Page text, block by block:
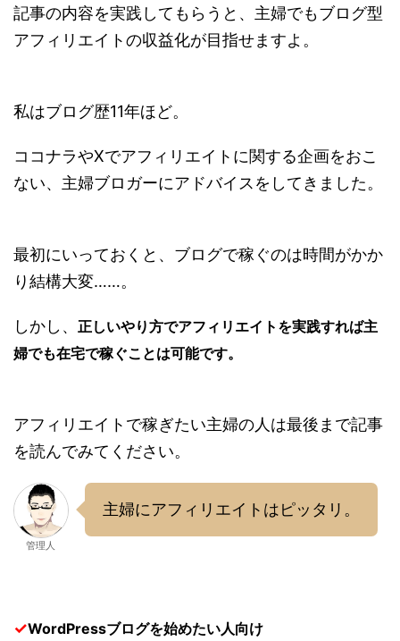
記事の内容を実践してもらうと、主婦でもブログ型
アフィリエイトの収益化が目指せますよ。
私はブログ歴11年ほど。
ココナラやXでアフィリエイトに関する企画をおこ
ない、主婦ブロガーにアドバイスをしてきました。
最初にいっておくと、ブログで稼ぐのは時間がかか
り結構大変……。
しかし、 正しいやり方でアフィリエイトを実践すれば主
婦でも在宅で稼ぐことは可能です。
アフィリエイトで稼ぎたい主婦の人は最後まで記事
を読んでみてください。
管理人
主婦にアフィリエイトはピッタリ。
✓WordPressブログを始めたい人向け